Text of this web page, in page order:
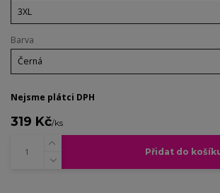
Barva
Nejsme plátci DPH
319 Kč/ks
Přidat do